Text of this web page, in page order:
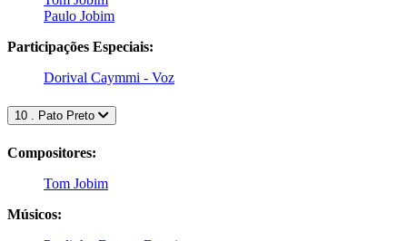
Paulo Jobim
Participações Especiais:
Dorival Caymmi - Voz
10 . Pato Preto
Compositores:
Tom Jobim
Músicos: